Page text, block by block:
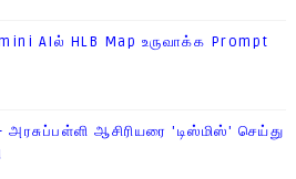
AIல் HLB Map உருவாக்க Prompt
அரசுப்பள்ளி ஆசிரியரை 'டிஸ்மிஸ்' செய்து